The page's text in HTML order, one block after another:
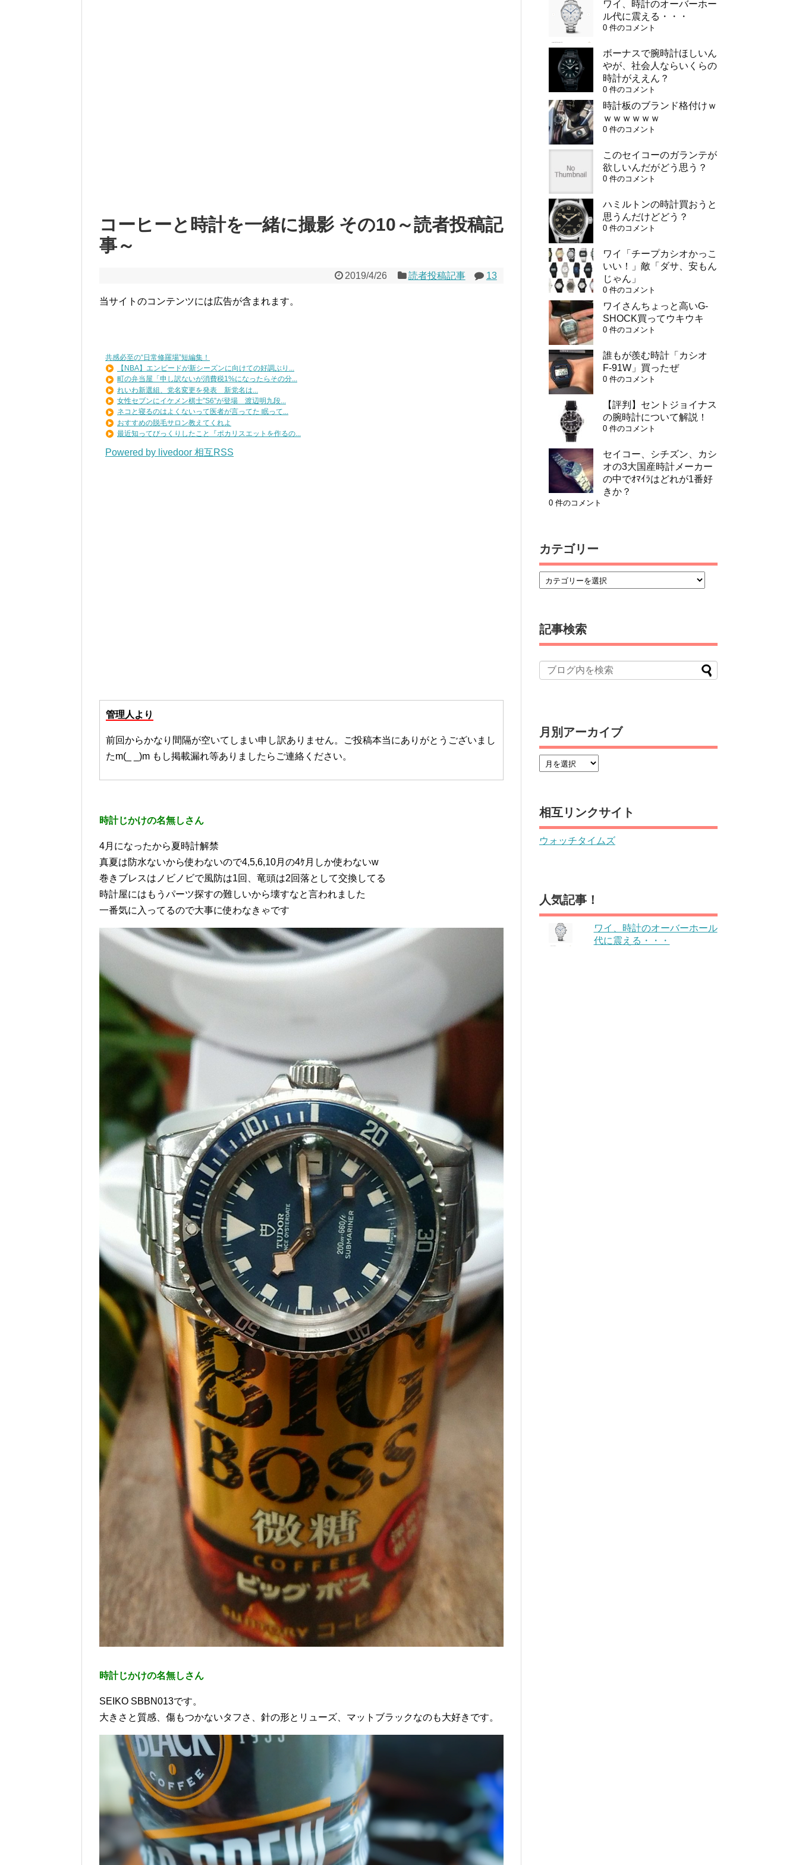
コーヒーと時計を一緒に撮影 その10～読者投稿記
事～
2019/4/26 読者投稿記事 13
当サイトのコンテンツには広告が含まれます。
共感必至の“日常修羅場”短編集！
【NBA】エンビードが新シーズンに向けての好調ぶり...
町の弁当屋「申し訳ないが消費税1%になったらその分...
れいわ新選組、党名変更を発表 新党名は...
女性セブンにイケメン棋士”S6”が登場 渡辺明九段...
ネコと寝るのはよくないって医者が言ってた 眠って...
おすすめの脱毛サロン教えてくれよ
最近知ってびっくりしたこと『ポカリスエットを作るの...
Powered by livedoor 相互RSS
管理人より
前回からかなり間隔が空いてしまい申し訳ありません。ご投稿本当にありがとうございまし
たm(_ _)m もし掲載漏れ等ありましたらご連絡ください。
時計じかけの名無しさん
4月になったから夏時計解禁
真夏は防水ないから使わないので4,5,6,10月の4ｹ月しか使わないw
巻きブレスはノビノビで風防は1回、竜頭は2回落として交換してる
時計屋にはもうパーツ探すの難しいから壊すなと言われました
一番気に入ってるので大事に使わなきゃです
時計じかけの名無しさん
SEIKO SBBN013です。
大きさと質感、傷もつかないタフさ、針の形とリューズ、マットブラックなのも大好きです。
ワイ、時計のオーバーホー
ル代に震える・・・
0 件のコメント
ボーナスで腕時計ほしいん
やが、社会人ならいくらの
時計がええん？
0 件のコメント
時計板のブランド格付けｗ
ｗｗｗｗｗｗ
0 件のコメント
このセイコーのガランテが
欲しいんだがどう思う？
0 件のコメント
ハミルトンの時計買おうと
思うんだけどどう？
0 件のコメント
ワイ「チープカシオかっこ
いい！」敵「ダサ、安もん
じゃん」
0 件のコメント
ワイさんちょっと高いG-
SHOCK買ってウキウキ
0 件のコメント
誰もが羨む時計「カシオ
F-91W」買ったぜ
0 件のコメント
【評判】セントジョイナス
の腕時計について解説！
0 件のコメント
セイコー、シチズン、カシ
オの3大国産時計メーカー
の中でｵﾏｲﾗはどれが1番好
きか？
0 件のコメント
カテゴリー
記事検索
月別アーカイブ
相互リンクサイト
ウォッチタイムズ
人気記事！
ワイ、時計のオーバーホール
代に震える・・・